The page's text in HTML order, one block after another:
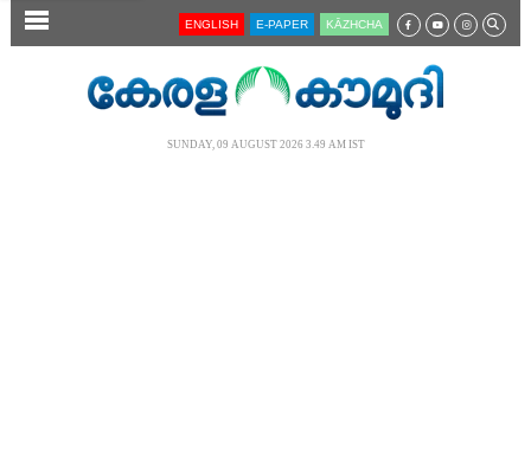
SECTIONS ENGLISH E-PAPER KĀZHCHA
SUNDAY, 09 AUGUST 2026 3.49 AM IST